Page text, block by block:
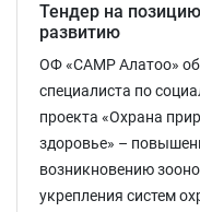
Тендер на
развитию
ОФ «САМР Алатоо»
специалиста по
проекта «Охрана
здоровье» –
возникновению
укрепления систем